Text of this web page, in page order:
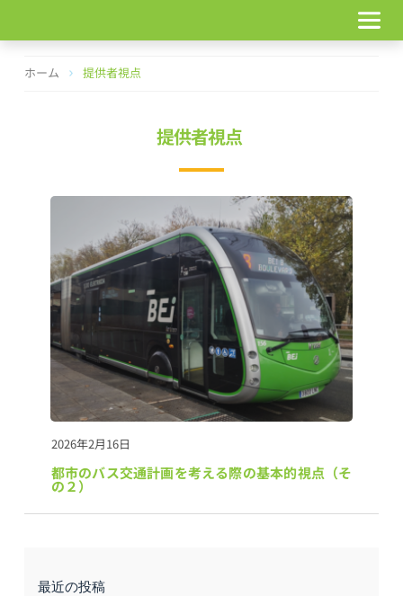
テ
ホーム 提供者視点
提供者視点
2026年2月16日
都市のバス交通計画を考える際の基本的視点（そ
の２）
最近の投稿